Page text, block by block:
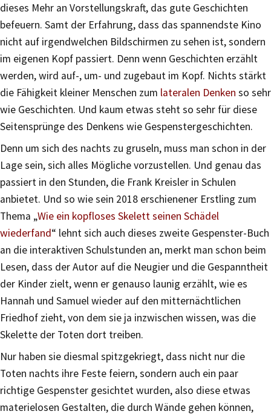
dieses Mehr an Vorstellungskraft, das gute Geschichten
befeuern. Samt der Erfahrung, dass das spannendste Kino
nicht auf irgendwelchen Bildschirmen zu sehen ist, sondern
im eigenen Kopf passiert. Denn wenn Geschichten erzählt
werden, wird auf-, um- und zugebaut im Kopf. Nichts stärkt
die Fähigkeit kleiner Menschen zum lateralen Denken so sehr
wie Geschichten. Und kaum etwas steht so sehr für diese
Seitensprünge des Denkens wie Gespenstergeschichten.
Denn um sich des nachts zu gruseln, muss man schon in der
Lage sein, sich alles Mögliche vorzustellen. Und genau das
passiert in den Stunden, die Frank Kreisler in Schulen
anbietet. Und so wie sein 2018 erschienener Erstling zum
Thema „Wie ein kopfloses Skelett seinen Schädel
wiederfand“ lehnt sich auch dieses zweite Gespenster-Buch
an die interaktiven Schulstunden an, merkt man schon beim
Lesen, dass der Autor auf die Neugier und die Gespanntheit
der Kinder zielt, wenn er genauso launig erzählt, wie es
Hannah und Samuel wieder auf den mitternächtlichen
Friedhof zieht, von dem sie ja inzwischen wissen, was die
Skelette der Toten dort treiben.
Nur haben sie diesmal spitzgekriegt, dass nicht nur die
Toten nachts ihre Feste feiern, sondern auch ein paar
richtige Gespenster gesichtet wurden, also diese etwas
materielosen Gestalten, die durch Wände gehen können,